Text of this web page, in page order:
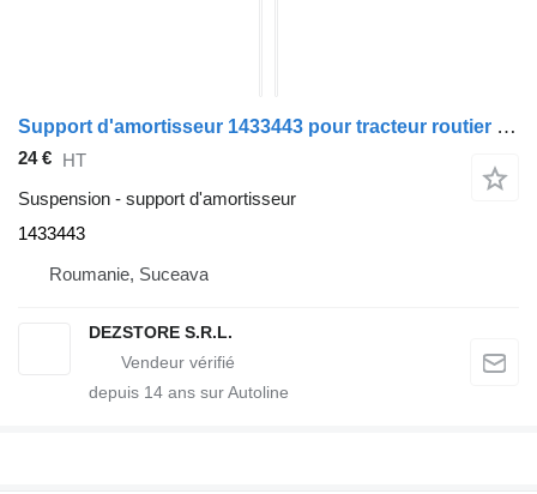
Support d'amortisseur 1433443 pour tracteur routier DAF CF85
24 € HT
Suspension - support d'amortisseur
1433443
Roumanie, Suceava
DEZSTORE S.R.L.
depuis 14 ans sur Autoline